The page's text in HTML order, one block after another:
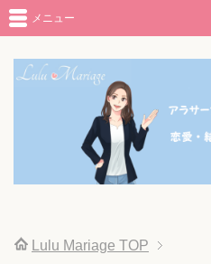
メニュー
Lulu Mariage TOP